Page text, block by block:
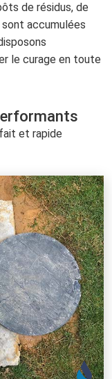
de résidus, de
accumulées
le curage en toute
et rapide